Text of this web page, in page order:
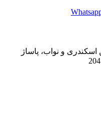
اسکندری و نواب، پاساژ